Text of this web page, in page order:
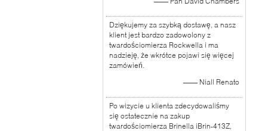
Dziękujemy za szybką dostawę, a nasz
klient jest bardzo zadowolony z
twardościomierza Rockwella i ma
nadzieję, że wkrótce pojawi się więcej
zamówień.
—— Niall Renato
Po wizycie u klienta zdecydowaliśmy
się ostatecznie na zakup
twardościomierza Brinella iBrin-413Z,